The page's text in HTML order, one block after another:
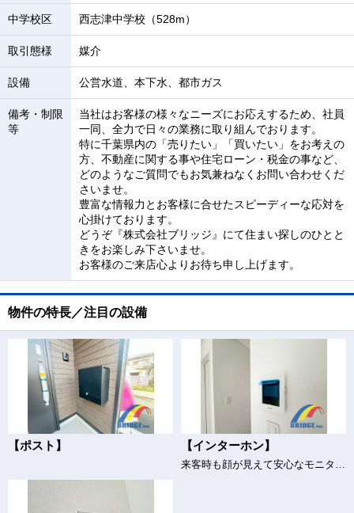
中学校区 西志津中学校（528m）
取引態様 媒介
設備 公営水道、本下水、都市ガス
備考・制限
等
当社はお客様の様々なニーズにお応えするため、社員
一同、全力で日々の業務に取り組んでおります。
特に千葉県内の「売りたい」「買いたい」をお考えの
方、不動産に関する事や住宅ローン・税金の事など、
どのようなご質問でもお気兼ねなくお問い合わせくだ
さいませ。
豊富な情報力とお客様に合せたスピーディーな応対を
心掛けております。
どうぞ『株式会社ブリッジ』にて住まい探しのひとと
きをお楽しみ下さいませ。
お客様のご来店心よりお待ち申し上げます。
物件の特長／注目の設備
【ポスト】 【インターホン】
来客時も顔が見えて安心なモニター付きインターホン